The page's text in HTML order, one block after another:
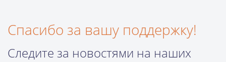
Спасибо за вашу поддержку!
Следите за новостями на наших